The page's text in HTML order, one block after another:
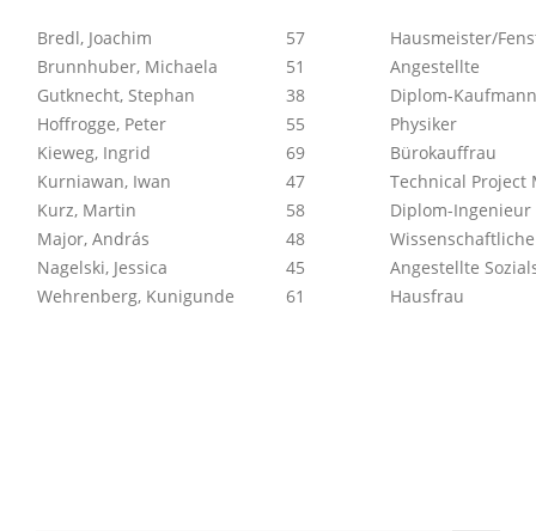
Bredl, Joachim 57
Hausmeister/
Brunnhuber, Michaela
51
Angestellte
Gutknecht, Stephan
38
Diplom-Kaufmann
Hoffrogge, Peter
55
Physiker
Kieweg, Ingrid
69
Bürokauffrau
Kurniawan, Iwan
47
Technical Project
Kurz, Martin
58
Diplom-Ingenieur
Major, András
48
Nagelski, Jessica
45
Angestellte
Wehrenberg, Kunigunde
61 Hausfrau